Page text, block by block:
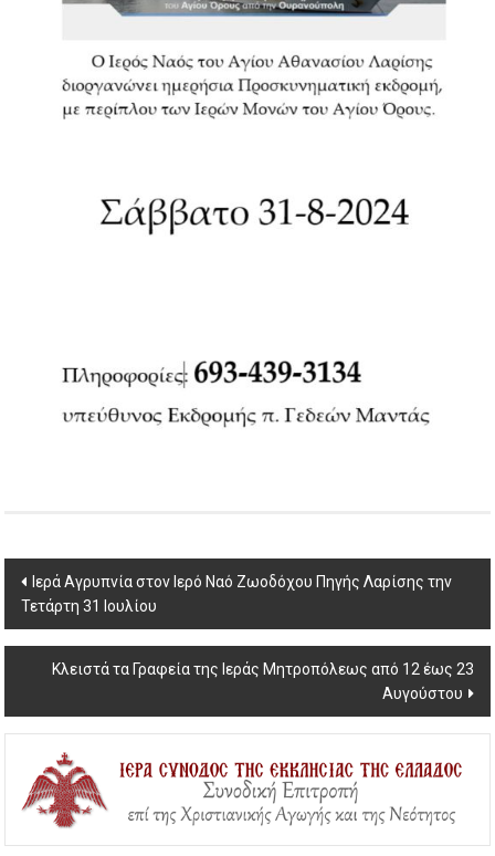
Post
navigation
Ιερά Αγρυπνία στον Ιερό Ναό Ζωοδόχου Πηγής Λαρίσης την
Τετάρτη 31 Ιουλίου
Κλειστά τα Γραφεία της Ιεράς Μητροπόλεως από 12 έως 23
Αυγούστου